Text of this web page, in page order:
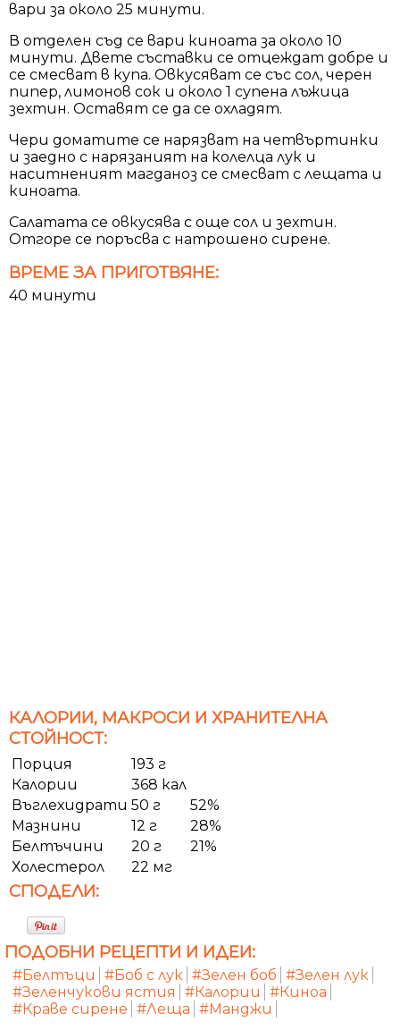
вари за около 25 минути.
В отделен съд се вари киноата за около 10
минути. Двете съставки се отцеждат добре и
се смесват в купа. Овкусяват се със сол, черен
пипер, лимонов сок и около 1 супена лъжица
зехтин. Оставят се да се охладят.
Чери доматите се нарязват на четвъртинки
и заедно с нарязаният на колелца лук и
наситненият магданоз се смесват с лещата и
киноата.
Салатата се овкусява с още сол и зехтин.
Отгоре се поръсва с натрошено сирене.
ВРЕМЕ ЗА ПРИГОТВЯНЕ:
40 минути
КАЛОРИИ, МАКРОСИ И ХРАНИТЕЛНА
СТОЙНОСТ:
Порция
193 г
Калории
368 кал
Въглехидрати 50 г
52%
Мазнини
12 г
28%
Белтъчини
20 г
21%
Холестерол
22 мг
СПОДЕЛИ:
ПОДОБНИ РЕЦЕПТИ И ИДЕИ:
#Белтъци #Боб с лук #Зелен боб #Зелен лук
#Зеленчукови ястия
#Калории
#Киноа
#Краве сирене #Леща #Манджи